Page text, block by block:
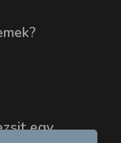
egy